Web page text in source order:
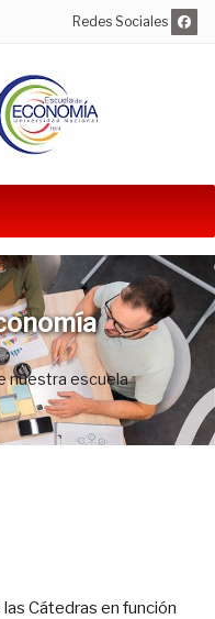
Redes Sociales
nuestra escuela
Cátedras en función